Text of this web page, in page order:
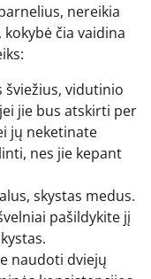
nereikia
čia vaidina
šviežius, vidutinio
jie bus atskirti per
jų neketinate
nes jie kepant
skystas medus.
pašildykite jį
naudoti dviejų